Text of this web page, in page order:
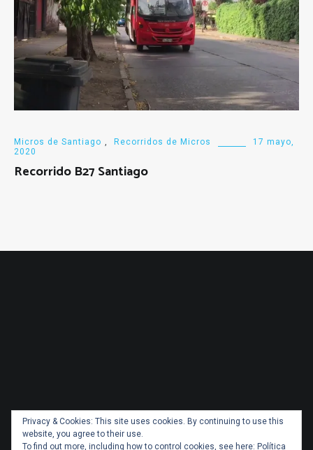
Micros de Santiago , Recorridos de Micros
17 mayo,
2020
Recorrido B27 Santiago
Privacy & Cookies: This site uses cookies. By continuing to use this
website, you agree to their use.
To find out more, including how to control cookies, see here: Política